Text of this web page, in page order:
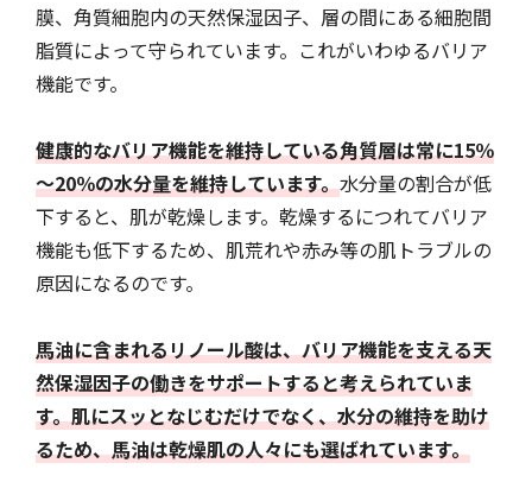
膜、角質細胞内の天然保湿因子、層の間にある細胞間
脂質によって守られています。これがいわゆるバリア
機能です。
健康的なバリア機能を維持している角質層は常に15％
～20％の水分量を維持しています。水分量の割合が低
下すると、肌が乾燥します。乾燥するにつれてバリア
機能も低下するため、肌荒れや赤み等の肌トラブルの
原因になるのです。
馬油に含まれるリノール酸は、バリア機能を支える天
然保湿因子の働きをサポートすると考えられていま
す。肌にスッとなじむだけでなく、水分の維持を助け
るため、馬油は乾燥肌の人々にも選ばれています。